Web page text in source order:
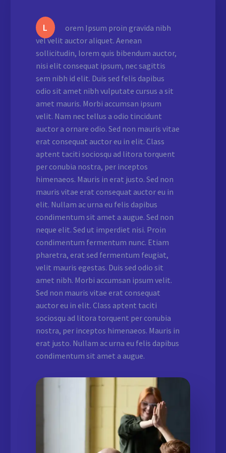
L
orem Ipsum proin gravida nibh
vel velit auctor aliquet. Aenean
sollicitudin, lorem quis bibendum auctor,
nisi elit consequat ipsum, nec sagittis
sem nibh id elit. Duis sed felis dapibus
odio sit amet nibh vulputate cursus a sit
amet mauris. Morbi accumsan ipsum
velit. Nam nec tellus a odio tincidunt
auctor a ornare odio. Sed non mauris vitae
erat consequat auctor eu in elit. Class
aptent taciti sociosqu ad litora torquent
per conubia nostra, per inceptos
himenaeos. Mauris in erat justo. Sed non
mauris vitae erat consequat auctor eu in
elit. Nullam ac urna eu felis dapibus
condimentum sit amet a augue. Sed non
neque elit. Sed ut imperdiet nisi. Proin
condimentum fermentum nunc. Etiam
pharetra, erat sed fermentum feugiat,
velit mauris egestas. Duis sed odio sit
amet nibh. Morbi accumsan ipsum velit.
Sed non mauris vitae erat consequat
auctor eu in elit. Class aptent taciti
sociosqu ad litora torquent per conubia
nostra, per inceptos himenaeos. Mauris in
erat justo. Nullam ac urna eu felis dapibus
condimentum sit amet a augue.